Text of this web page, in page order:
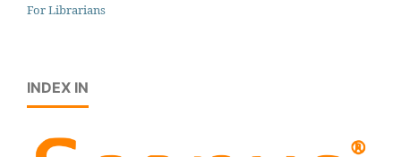
For Librarians
INDEX IN